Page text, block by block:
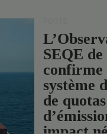
SEQE de
confirme
système
de quotas